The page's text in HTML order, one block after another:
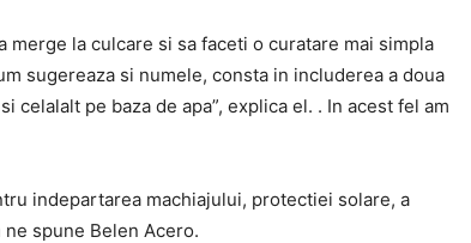
merge la culcare si sa faceti o curatare mai simpla
sugereaza si numele, consta in includerea a doua
celalalt pe baza de apa”, explica el. . In acest fel am
indepartarea machiajului, protectiei solare, a
spune Belen Acero.